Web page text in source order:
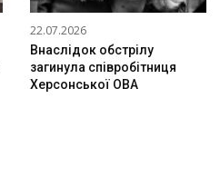
22.07.2026
Внаслідок обстрілу
загинула співробітниця
Херсонської ОВА